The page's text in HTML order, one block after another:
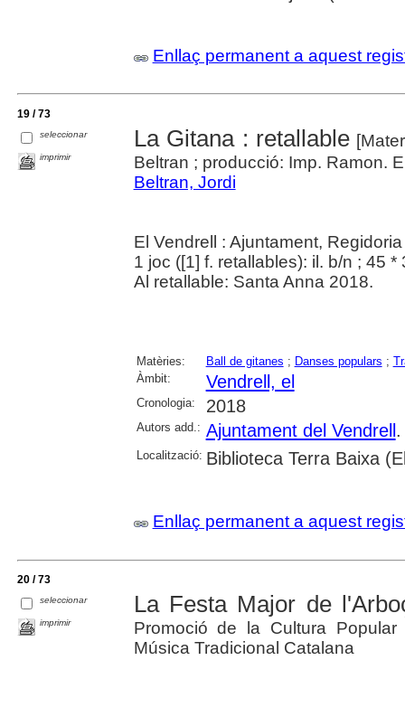
Enllaç permanent a aquest
19 / 73
seleccionar
imprimir
La Gitana : retallable
Beltran ; producció: Imp. Ramon.
Beltran, Jordi
El Vendrell : Ajuntament,
1 joc ([1] f. retallables): il. b/n ; 45 *
Al retallable: Santa Anna 2018.
Matèries: Ball de gitanes ; Danses populars ;
Àmbit:
Vendrell, el
Cronologia: 2018
Autors add.: Ajuntament del Vendrell
Localització: Biblioteca Terra Baixa
Enllaç permanent a aquest
20 / 73
seleccionar
imprimir
La Festa Major de
Promoció de la Cultura
Música Tradicional Catalana